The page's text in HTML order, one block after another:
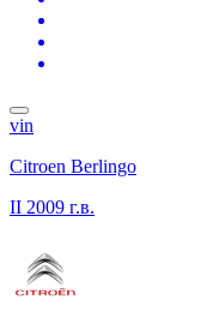
vin
Citroen Berlingo
II 2009 г.в.